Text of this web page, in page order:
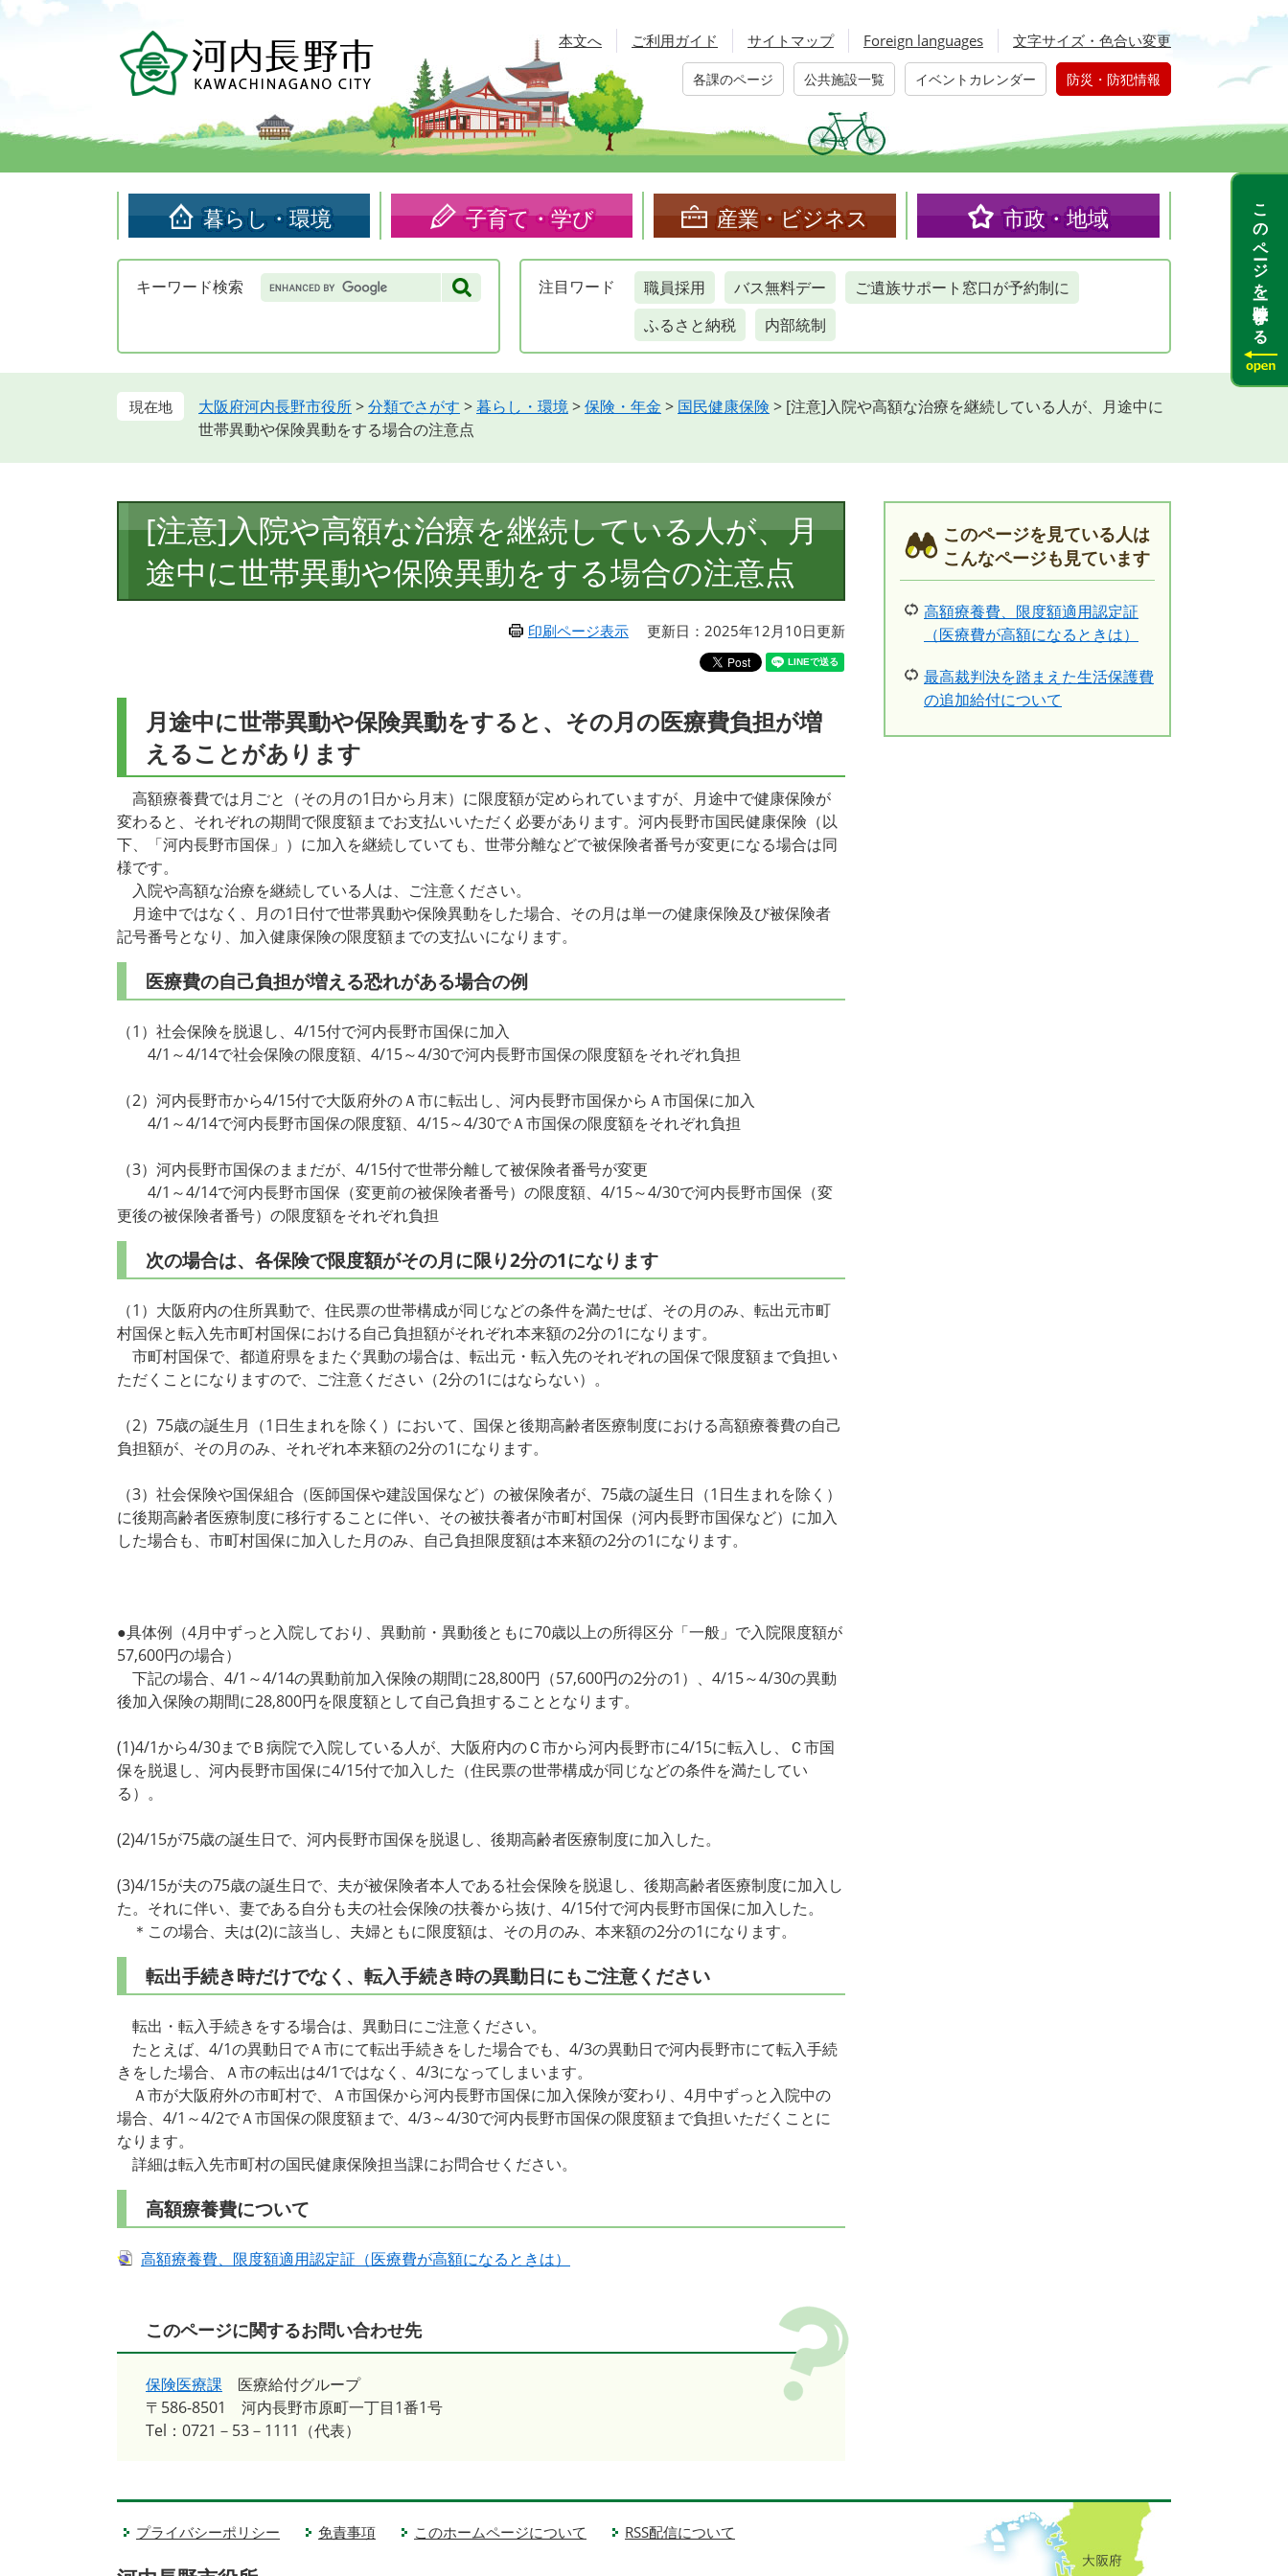
頭
す。
飛
し
本文へ ご利用ガイド サイトマップ Foreign languages 文字サイズ・色合い変更
各課のページ 公共施設一覧 イベントカレンダー 防災・防犯情報
暮らし・環境 子育て・学び 産業・ビジネス 市政・地域
キーワード検索 Google
カ
検
注目 ワード 職員採用 バス無料デー
ご遺族サポート窓口が予約制に
ふるさと納税
内部統制
大阪府河内長野市役所>分類でさがす >暮らし・環境>保険・年金 > 国民健康保険 > [注意]入院や高額な治療を継続している人が、月途中に
世帯異動や保険異動をする場合の注意点
文
[注意]入院や高額な治療を継続している人が、月
途中に世帯異動や保険異動をする場合の注意点
印刷ページ表示 更新日：2025年12月10日更新
月途中に世帯異動や保険異動をすると、その月の医療費負担が増
えることがあります
高額療養費では月ごと（その月の1日から月末）に限度額が定められていますが、月途中で健康保険が
変わると、それぞれの期間で限度額までお支払いいただく必要があります。河内長野市国民健康保険（以
下、「河内長野市国保」）に加入を継続していても、世帯分離などで被保険者番号が変更になる場合は同
様です。
入院や高額な治療を継続している人は、ご注意ください。
月途中ではなく、月の1日付で世帯異動や保険異動をした場合、その月は単一の健康保険及び被保険者
記号番号となり、加入健康保険の限度額までの支払いになります。
医療費の自己負担が増える恐れがある場合の例
（1）社会保険を脱退し、4/15付で河内長野市国保に加入
4/1～4/14で社会保険の限度額、4/15～4/30で河内長野市国保の限度額をそれぞれ負担
（2）河内長野市から4/15付で大阪府外のＡ市に転出し、河内長野市国保からＡ市国保に加入
4/1～4/14で河内長野市国保の限度額、4/15～4/30でＡ市国保の限度額をそれぞれ負担
（3）河内長野市国保のままだが、4/15付で世帯分離して被保険者番号が変更
4/1～4/14で河内長野市国保（変更前の被保険者番号）の限度額、4/15～4/30で河内長野市国保（変
更後の被保険者番号）の限度額をそれぞれ負担
次の場合は、各保険で限度額がその月に限り2分の1になります
（1）大阪府内の住所異動で、住民票の世帯構成が同じなどの条件を満たせば、その月のみ、転出元市町
村国保と転入先市町村国保における自己負担額がそれぞれ本来額の2分の1になります。
市町村国保で、都道府県をまたぐ異動の場合は、転出元・転入先のそれぞれの国保で限度額まで負担い
ただくことになりますので、ご注意ください（2分の1にはならない）。
（2）75歳の誕生月（1日生まれを除く）において、国保と後期高齢者医療制度における高額療養費の自己
負担額が、その月のみ、それぞれ本来額の2分の1になります。
（3）社会保険や国保組合（医師国保や建設国保など）の被保険者が、75歳の誕生日（1日生まれを除く）
に後期高齢者医療制度に移行することに伴い、その被扶養者が市町村国保（河内長野市国保など）に加入
した場合も、市町村国保に加入した月のみ、自己負担限度額は本来額の2分の1になります。
●具体例（4月中ずっと入院しており、異動前・異動後ともに70歳以上の所得区分「一般」で入院限度額が
57,600円の場合）
下記の場合、4/1～4/14の異動前加入保険の期間に28,800円（57,600円の2分の1）、4/15～4/30の異動
後加入保険の期間に28,800円を限度額として自己負担することとなります。
(1)4/1から4/30までＢ病院で入院している人が、大阪府内のＣ市から河内長野市に4/15に転入し、Ｃ市国
保を脱退し、河内長野市国保に4/15付で加入した（住民票の世帯構成が同じなどの条件を満たしてい
る）。
(2)4/15が75歳の誕生日で、河内長野市国保を脱退し、後期高齢者医療制度に加入した。
(3)4/15が夫の75歳の誕生日で、夫が被保険者本人である社会保険を脱退し、後期高齢者医療制度に加入し
た。それに伴い、妻である自分も夫の社会保険の扶養から抜け、4/15付で河内長野市国保に加入した。
＊この場合、夫は(2)に該当し、夫婦ともに限度額は、その月のみ、本来額の2分の1になります。
転出手続き時だけでなく、転入手続き時の異動日にもご注意ください
転出・転入手続きをする場合は、異動日にご注意ください。
たとえば、4/1の異動日でＡ市にて転出手続きをした場合でも、4/3の異動日で河内長野市にて転入手続
きをした場合、Ａ市の転出は4/1ではなく、4/3になってしまいます。
Ａ市が大阪府外の市町村で、Ａ市国保から河内長野市国保に加入保険が変わり、4月中ずっと入院中の
場合、4/1～4/2でＡ市国保の限度額まで、4/3～4/30で河内長野市国保の限度額まで負担いただくことに
なります。
詳細は転入先市町村の国民健康保険担当課にお問合せください。
高額療養費について
高額療養費、限度額適用認定証（医療費が高額になるときは）
このページに関するお問い合わせ先
保険医療課
医療給付グループ
〒586-8501
河内長野市原町一丁目1番1号
Tel：0721－53－1111（代表）
このページを見ている人は
こんなページも見ています
高額療養費、限度額適用認定証
（医療費が高額になるときは）
最高裁判決を踏まえた生活保護費
の追加給付について
プライバシーポリシー 免責事項 このホームページについて RSS配信について
このページを一時保存する